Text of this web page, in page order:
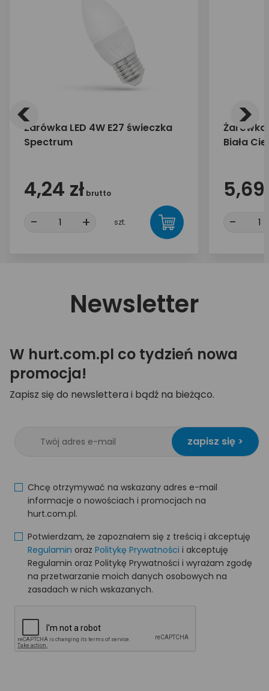
Żarówka LED 4W E27 świeczka
Spectrum
4,24 zł brutto
- + szt.
Żarówka
Biała
5,69
-
< >
Newsletter
W hurt.com.pl co tydzień nowa
promocja!
Zapisz się do newslettera i bądź na bieżąco.
zapisz się >
Chcę otrzymywać na wskazany adres e-mail
informacje o nowościach i promocjach na
hurt.com.pl.
Potwierdzam, że zapoznałem się z treścią i akceptuję
Regulamin oraz Politykę Prywatności i akceptuję
Regulamin oraz Politykę Prywatności i wyrażam zgodę
na przetwarzanie moich danych osobowych na
zasadach w nich wskazanych.